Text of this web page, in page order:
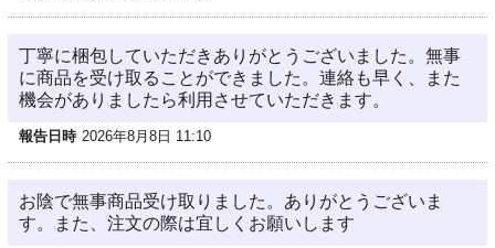
丁寧に梱包していただきありがとうございました。無事
に商品を受け取ることができました。連絡も早く、また
機会がありましたら利用させていただきます。
報告日時 2026年8月8日 11:10
お陰で無事商品受け取りました。ありがとうございま
す。また、注文の際は宜しくお願いします